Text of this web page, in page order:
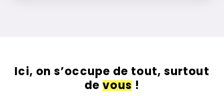
Ici, on s’occupe de tout, surtout
devous!